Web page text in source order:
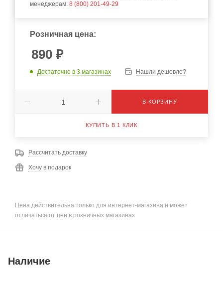
менеджерам: 8 (800) 201-49-29
Розничная цена:
890 ₽
Достаточно в 3 магазинах Нашли дешевле?
В КОРЗИНУ
КУПИТЬ В 1 КЛИК
Рассчитать доставку
Хочу в подарок
Цена действительна только для интернет-магазина и может
отличаться от цен в розничных магазинах
Наличие